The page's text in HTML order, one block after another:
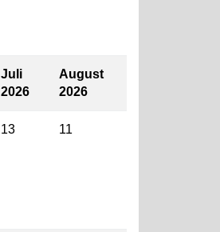
Juli
2026
August
2026
13 11